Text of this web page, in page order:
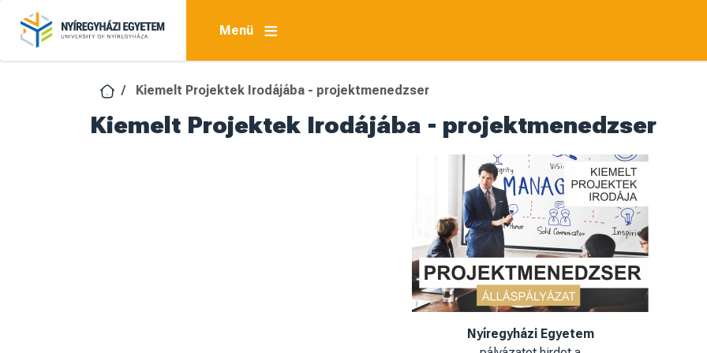
Ugrás a tartalomra
Menü
Kiemelt Projektek Irodájába - projektmenedzser
Kiemelt Projektek Irodájába - projektmenedzser
Nyíregyházi Egyetem